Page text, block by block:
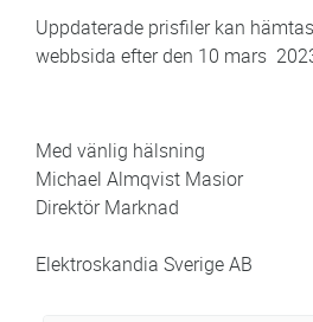
Uppdaterade prisfiler kan
webbsida efter den 10 mars
Med vänlig hälsning
Michael Almqvist Masior
Direktör Marknad
Elektroskandia Sverige AB